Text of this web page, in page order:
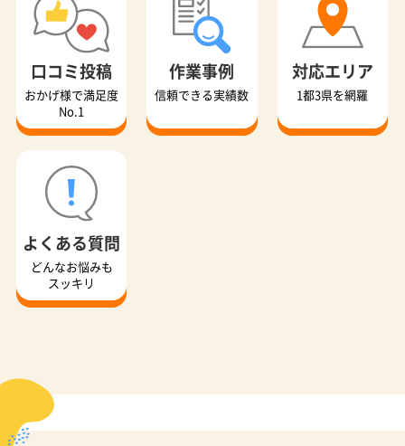
口コミ投稿
おかげ様で満足度
No.1
作業事例
信頼できる実績数
対応エリア
1都3県を網羅
よくある質問
どんなお悩みも
スッキリ